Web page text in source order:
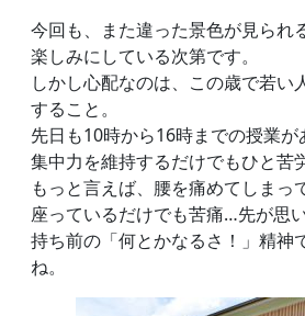
今回も、また違った景色が見られ
楽しみにしている次第です。
しかし心配なのは、この歳で若い
すること。
先日も10時から16時までの授業が
集中力を維持するだけでもひと苦
もっと言えば、腰を痛めてしまっ
座っているだけでも苦痛…先が思い
持ち前の「何とかなるさ！」精神
ね。